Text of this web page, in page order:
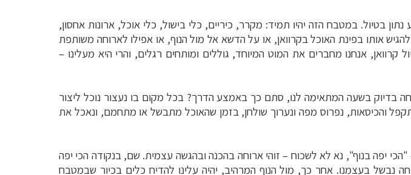
בטיול. במטבח הזה יהיו תמיד: מקרר, כיריים, כלי בישול, כלי אוכל, ארונות אחסון,
אותו בפינת האוכל בקרוואן, או על הדשא אל מול הנוף, או אפילו לארוחה משותפת
אנחנו מחברים את המוט המיוחד, גוללים ומותחים רגלים, והרי היא מעלינו –
בדיוק בשעה המתאימה לנו, סתם כך באמצע הדרך? בכל מקום בו נעצור נוכל ליצור
והכיסאות, נפרוס מפה ונערוך שולחן, בזמן שהאוכל מתבשל או מתחמם, ונאכל את
יפה בנוף", נא לא לשכוח –זוהי ארוחה בהכנה ובהגשה עצמית. שם, בנקודה הכי יפה
נבשל בעצמנו. אחר כך, מול הנוף המרהיב, יהיה עלינו להדיח כלים בכיור שבמטבח